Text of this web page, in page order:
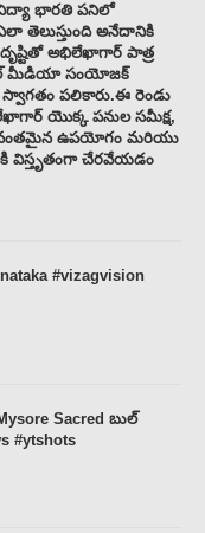
భారతి పనిలో
తెలుస్తుంది అనేదానికి
అభిలేఖాగార్ పాత్ర
మీడియా సంయోజక్
పలికారు.ఈ రెండు
యొక్క పనుల సమీక్ష,
ఉపయోగం మరియు
చేరవేయడం
#vizagvision
Sacred బుల్
#ytshots